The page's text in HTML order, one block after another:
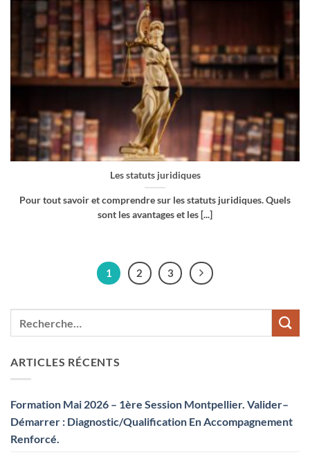
ARTICLES RÉCENTS
Formation Mai 2026 – 1ère Session Montpellier. Valider–
Démarrer : Diagnostic/Qualification En Accompagnement
Renforcé.
Les statuts juridiques
Pour tout savoir et comprendre sur les statuts juridiques. Quels
sont les avantages et les [...]
1 2 3